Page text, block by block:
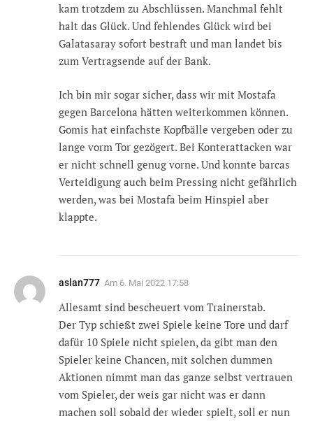
kam trotzdem zu Abschlüssen. Manchmal fehlt
halt das Glück. Und fehlendes Glück wird bei
Galatasaray sofort bestraft und man landet bis
zum Vertragsende auf der Bank.
Ich bin mir sogar sicher, dass wir mit Mostafa
gegen Barcelona hätten weiterkommen können.
Gomis hat einfachste Kopfbälle vergeben oder zu
lange vorm Tor gezögert. Bei Konterattacken war
er nicht schnell genug vorne. Und konnte barcas
Verteidigung auch beim Pressing nicht gefährlich
werden, was bei Mostafa beim Hinspiel aber
klappte.
aslan777 Am 6. Mai 2022 17:58
Allesamt sind bescheuert vom Trainerstab.
Der Typ schießt zwei Spiele keine Tore und darf
dafür 10 Spiele nicht spielen, da gibt man den
Spieler keine Chancen, mit solchen dummen
Aktionen nimmt man das ganze selbst vertrauen
vom Spieler, der weis gar nicht was er dann
machen soll sobald der wieder spielt, soll er nun